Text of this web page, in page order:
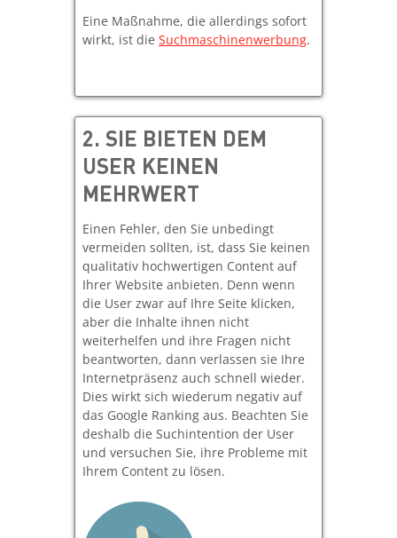
Eine Maßnahme, die allerdings sofort
wirkt, ist die Suchmaschinenwerbung.
2. SIE BIETEN DEM
USER KEINEN
MEHRWERT
Einen Fehler, den Sie unbedingt
vermeiden sollten, ist, dass Sie keinen
qualitativ hochwertigen Content auf
Ihrer Website anbieten. Denn wenn
die User zwar auf Ihre Seite klicken,
aber die Inhalte ihnen nicht
weiterhelfen und ihre Fragen nicht
beantworten, dann verlassen sie Ihre
Internetpräsenz auch schnell wieder.
Dies wirkt sich wiederum negativ auf
das Google Ranking aus. Beachten Sie
deshalb die Suchintention der User
und versuchen Sie, ihre Probleme mit
Ihrem Content zu lösen.